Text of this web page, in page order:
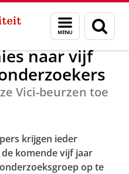
Menu
en
zoeken
Agenda en Nieuws
naar vijf
Vici-beurzen toe
krijgen ieder
komende vijf jaar
op te